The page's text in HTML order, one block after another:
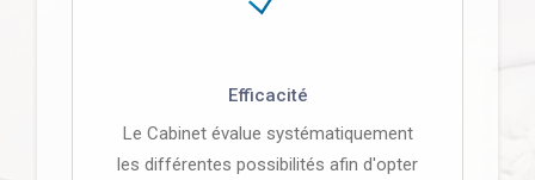
Efficacité
Le Cabinet évalue systématiquement
les différentes possibilités afin d'opter